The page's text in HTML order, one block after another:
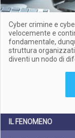
Cyber crimine e
velocemente e
fondamentale,
struttura
diventi un nodo di
IL FENOMENO